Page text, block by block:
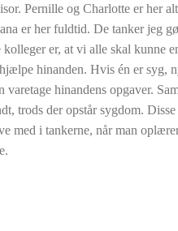
Pernille og Charlotte er her
er her fuldtid. De tanker jeg
kolleger er, at vi alle skal kunne
hinanden. Hvis én er syg,
varetage hinandens opgaver.
trods der opstår sygdom.
med i tankerne, når man